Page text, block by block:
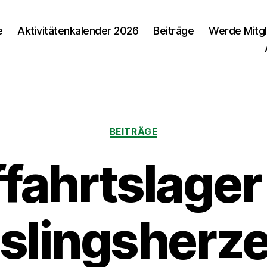
Aktivitätenkalender 2026 Beiträge
Werde
Kategorien
BEITRÄGE